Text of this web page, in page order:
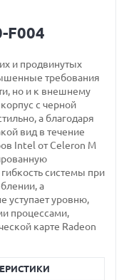
F004
и продвинутых
требования
но и к внешнему
с черной
а благодаря
вид в течение
Intel от Celeron M
системы при
а
уступает уровню,
процессами,
карте Radeon